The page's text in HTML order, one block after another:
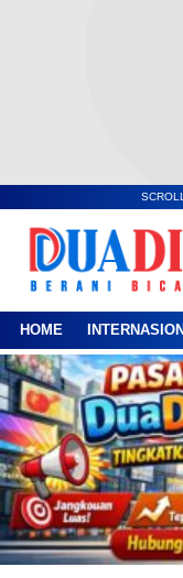
HOME